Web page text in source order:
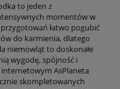
to jeden z
momentów w
łatwo pogubić
do karmienia, dlatego
niemowląt to doskonałe
wygodę, spójność i
AsPlaneta
skompletowanych